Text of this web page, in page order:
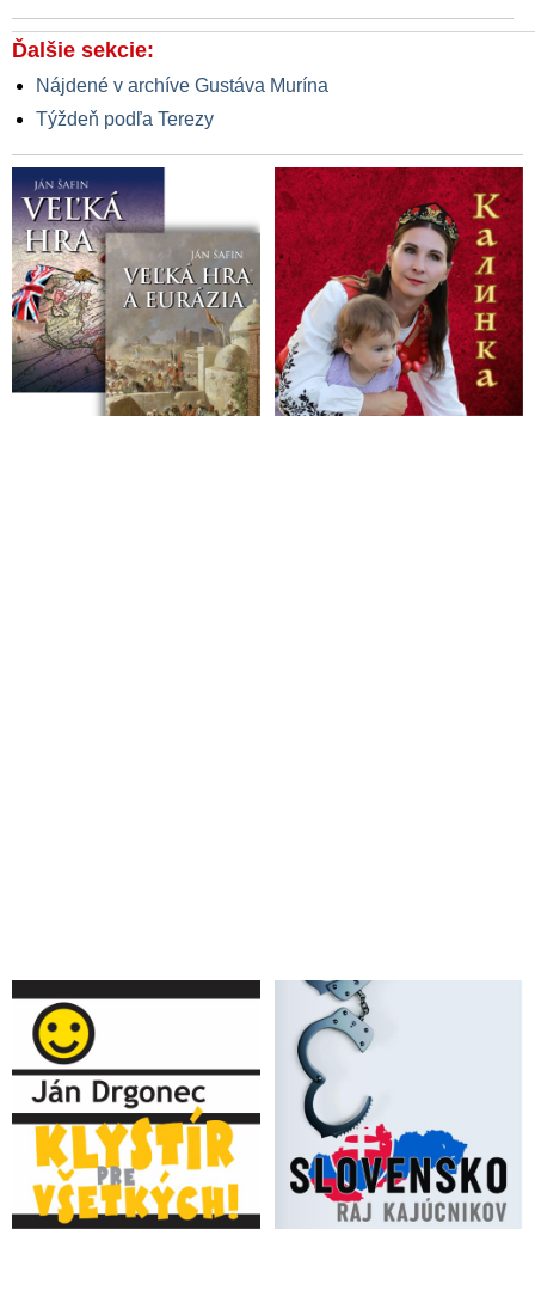
Ďalšie sekcie:
Nájdené v archíve Gustáva Murína
Týždeň podľa Terezy